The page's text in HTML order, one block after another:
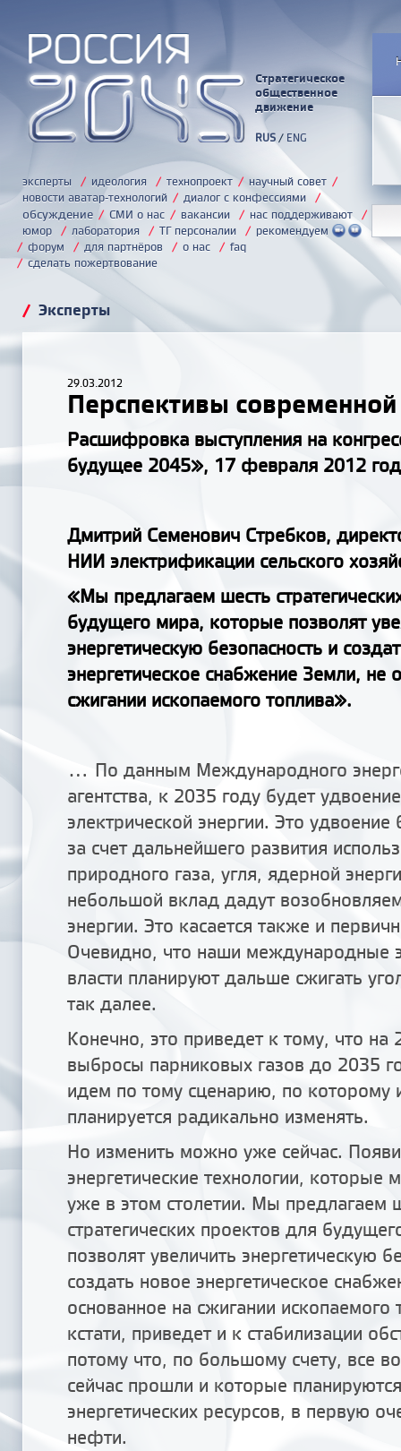
Стратегическое
общественное
движение
RUS/ ENG
эксперты / идеология / технопроект / научный совет /
новости аватар-технологий / диалог с конфессиями /
обсуждение / СМИ о нас / вакансии / нас поддерживают /
юмор / лаборатория / ТГ персоналии / рекомендуем
/ форум / для партнёров / о нас / faq
/ сделать пожертвование
/ Эксперты
29.03.2012
Перспективы современной
Расшифровка выступления на
будущее 2045», 17 февраля 2012
Дмитрий Семенович Стребков,
НИИ электрификации сельского
«Мы предлагаем шесть
будущего мира, которые позволят
энергетическую безопасность и
энергетическое снабжение Земли, не
сжигании ископаемого топлива».
... По данным Международного
агентства, к 2035 году будет
электрической энергии. Это удвоение
за счет дальнейшего развития
природного газа, угля, ядерной
небольшой вклад дадут
энергии. Это касается также и
Очевидно, что наши международные
власти планируют дальше сжигать
так далее.
Конечно, это приведет к тому, что на
выбросы парниковых газов до 2035
идем по тому сценарию, по которому
планируется радикально изменять.
Но изменить можно уже сейчас.
энергетические технологии, которые
уже в этом столетии. Мы предлагаем
стратегических проектов для
позволят увеличить энергетическую
создать новое энергетическое
основанное на сжигании ископаемого
кстати, приведет и к стабилизации
потому что, по большому счету, все
сейчас прошли и которые
энергетических ресурсов, в первую
нефти.